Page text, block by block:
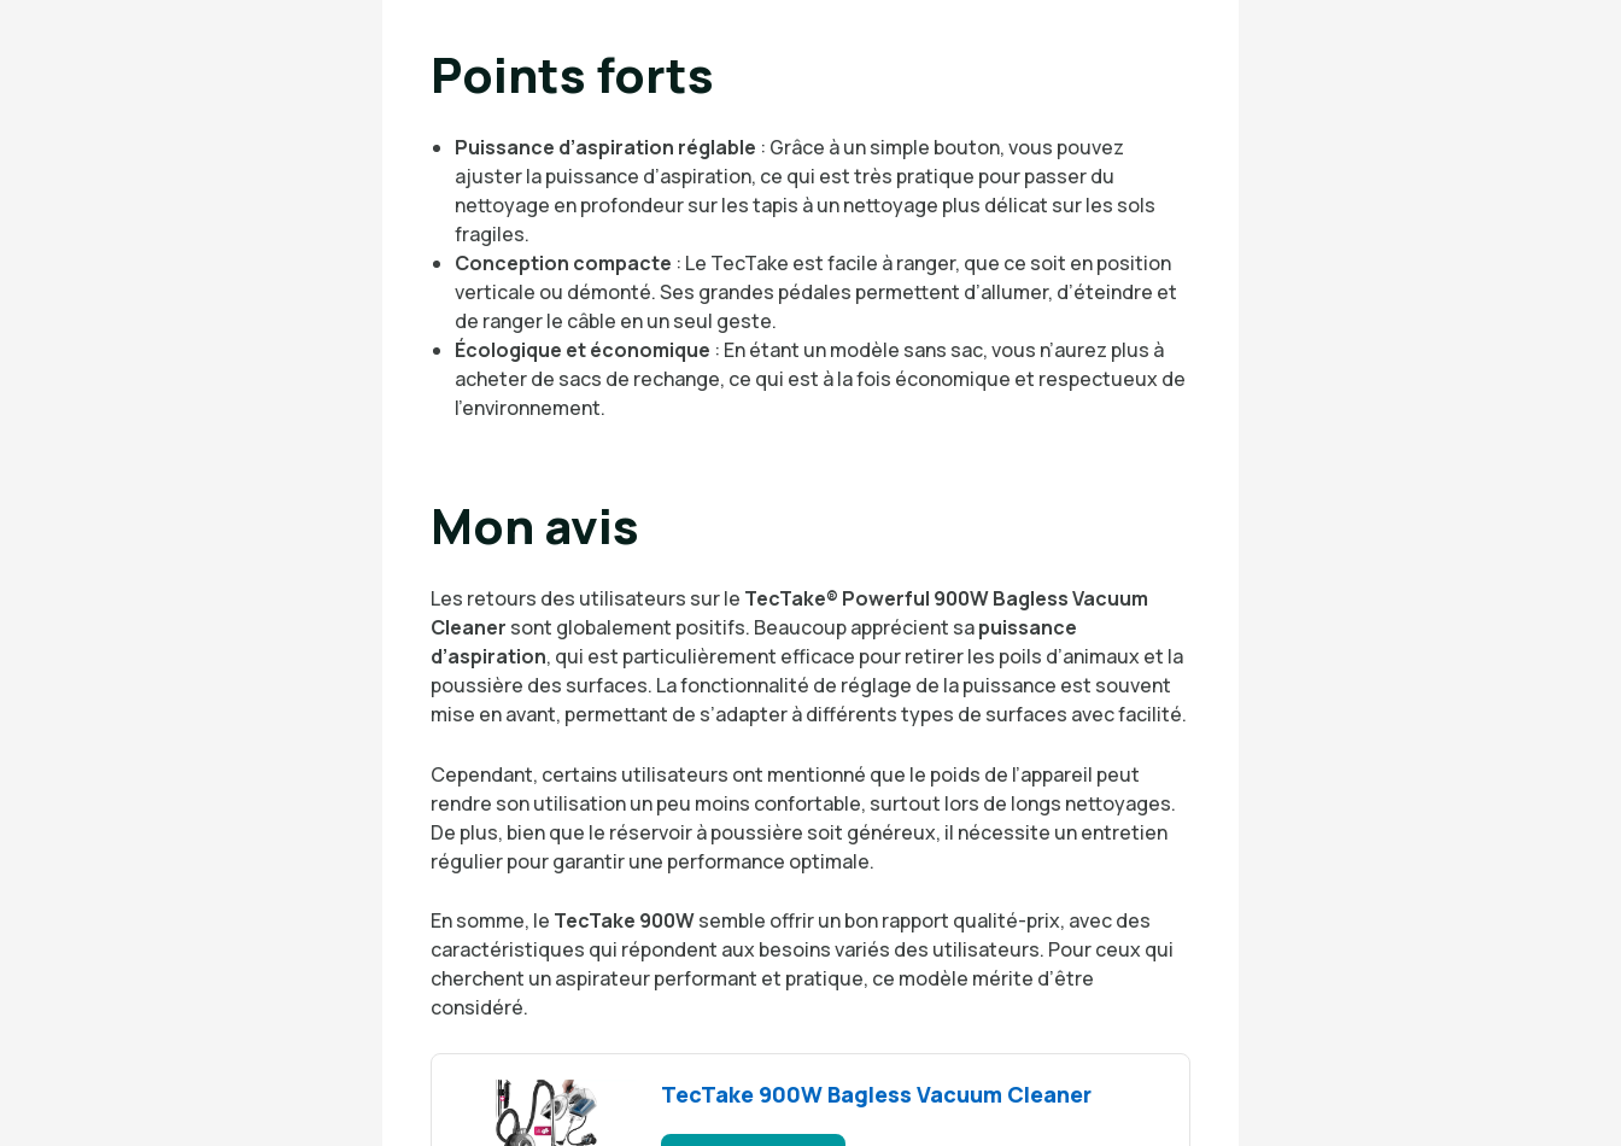
Points forts
Puissance d’aspiration réglable : Grâce à un simple bouton, vous pouvez
ajuster la puissance d’aspiration, ce qui est très pratique pour passer du
nettoyage en profondeur sur les tapis à un nettoyage plus délicat sur les sols
fragiles.
Conception compacte : Le TecTake est facile à ranger, que ce soit en position
verticale ou démonté. Ses grandes pédales permettent d’allumer, d’éteindre et
de ranger le câble en un seul geste.
Écologique et économique : En étant un modèle sans sac, vous n’aurez plus à
acheter de sacs de rechange, ce qui est à la fois économique et respectueux de
l’environnement.
Mon avis
Les retours des utilisateurs sur le TecTake® Powerful 900W Bagless Vacuum
Cleaner sont globalement positifs. Beaucoup apprécient sapuissance
d’aspiration, qui est particulièrement efficace pour retirer les poils d’animaux et la
poussière des surfaces. La fonctionnalité de réglage de la puissance est souvent
mise en avant, permettant de s’adapter à différents types de surfaces avec facilité.
Cependant, certains utilisateurs ont mentionné que le poids de l’appareil peut
rendre son utilisation un peu moins confortable, surtout lors de longs nettoyages.
De plus, bien que le réservoir à poussière soit généreux, il nécessite un entretien
régulier pour garantir une performance optimale.
En somme, le TecTake 900Wsemble offrir un bon rapport qualité-prix, avec des
caractéristiques qui répondent aux besoins variés des utilisateurs. Pour ceux qui
cherchent un aspirateur performant et pratique, ce modèle mérite d’être
considéré.
TecTake 900W Bagless Vacuum Cleaner